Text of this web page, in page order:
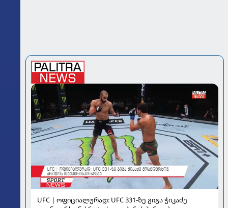
UFC | ოფიციალურად: UFC 331-ზე გიგა ჭიკაძე